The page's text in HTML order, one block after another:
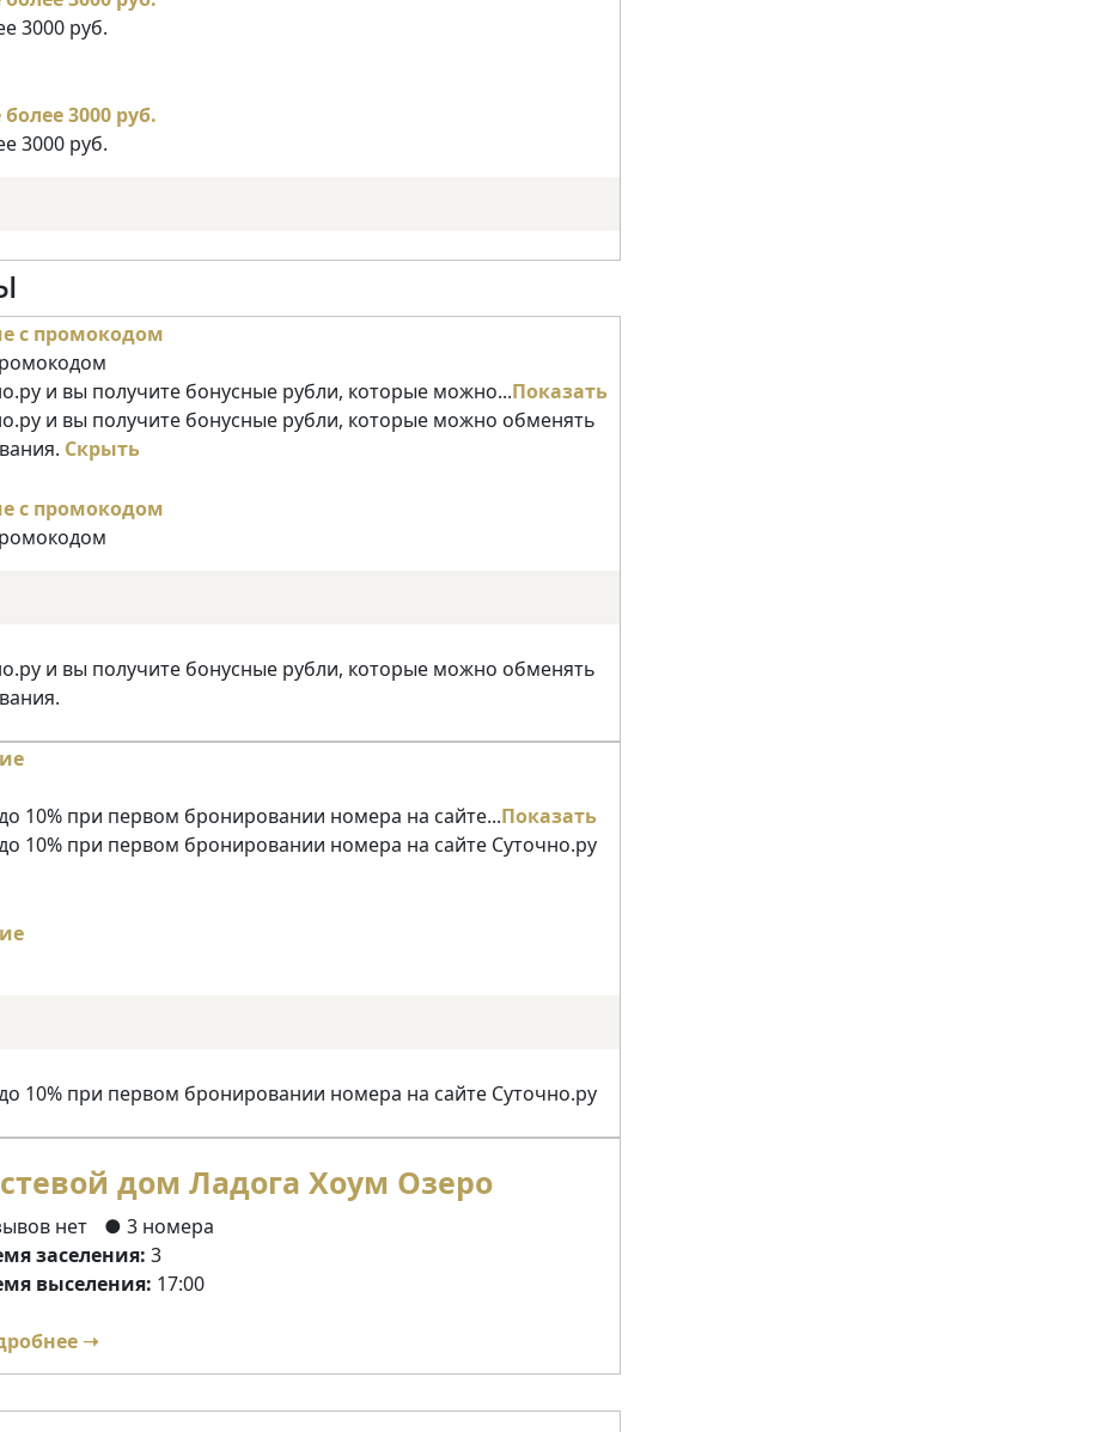
3000 руб.
3000 руб.
и вы получите бонусные рубли, которые можно...Показать
и вы получите бонусные рубли, которые можно обменять
Скрыть
и вы получите бонусные рубли, которые можно обменять
10% при первом бронировании номера на сайте...Показать
10% при первом бронировании номера на сайте Суточно.ру
10% при первом бронировании номера на сайте Суточно.ру
дом Ладога Хоум Озеро
нет
● 3 номера
заселения: 3
выселения: 17:00
➝